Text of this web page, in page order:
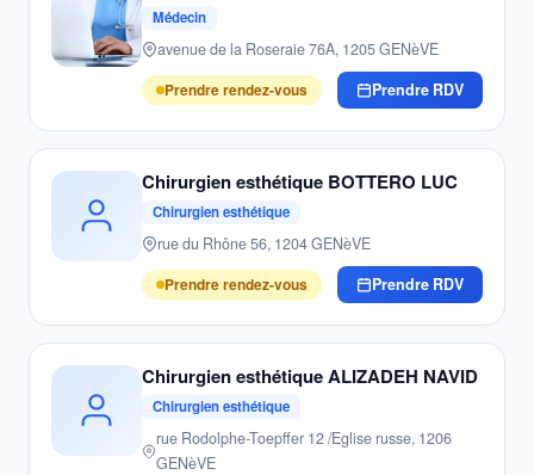
Médecin
avenue de la Roseraie 76A, 1205 GENèVE
Prendre rendez-vous
Prendre RDV
Chirurgien esthétique BOTTERO LUC
Chirurgien esthétique
rue du Rhône 56, 1204 GENèVE
Prendre rendez-vous
Prendre RDV
Chirurgien esthétique ALIZADEH NAVID
Chirurgien esthétique
rue Rodolphe-Toepffer 12 /Eglise russe, 1206
GENèVE